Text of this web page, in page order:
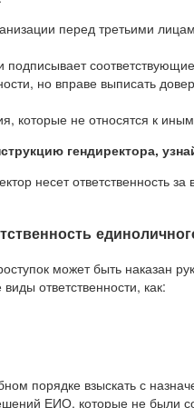
перед третьими
но вправе выписать
которые не относятся к
гендиректора,
несет ответственность
может быть наказан
ответственности, как:
порядке взыскать с
ЕИО, которые не были